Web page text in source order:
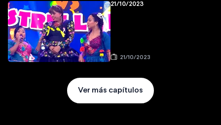
21/10/2023
21/10/2023
Ver más capítulos